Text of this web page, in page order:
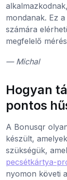
mondanak. Ez
számára
megfelelő
— Michal
Hogyan
pontos
A Bonusqr
készült,
szükségük,
pecsétkártya-
nyomon követi